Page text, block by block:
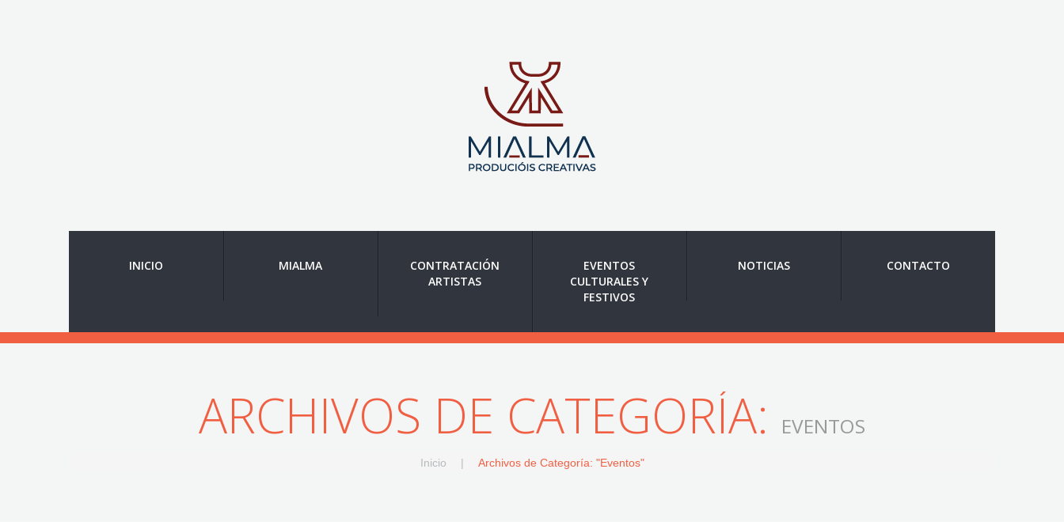
INICIO MIALMA
CONTRATACIÓN
ARTISTAS
EVENTOS
CULTURALES Y
FESTIVOS
NOTICIAS CONTACTO
ARCHIVOS DE CATEGORÍA: EVENTOS
Inicio Archivos de Categoría: "Eventos"